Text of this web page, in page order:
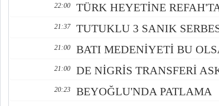
22:00 TÜRK HEYETİNE
21:37 TUTUKLU 3 SANIK
21:00 BATI MEDENİYETİ BU
21:00 DE NİGRİS TRANSFERİ
20:23 BEYOĞLU'NDA PATLAMA